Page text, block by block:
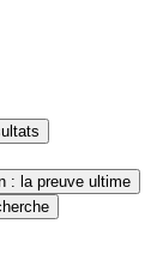
: la preuve ultime